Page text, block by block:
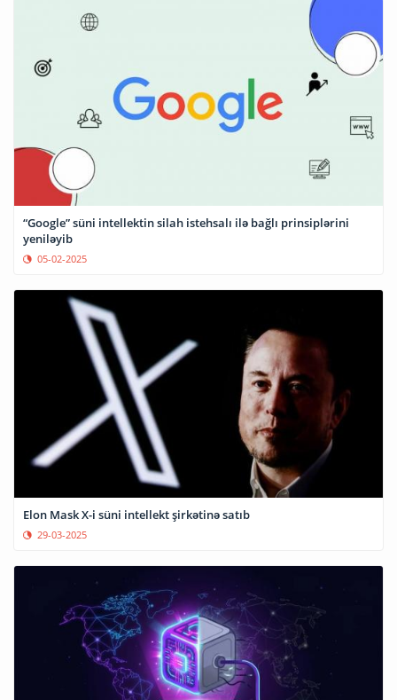
“Google” süni intellektin silah istehsalı ilə bağlı prinsiplərini
yeniləyib
05-02-2025
Elon Mask X-i süni intellekt şirkətinə satıb
29-03-2025